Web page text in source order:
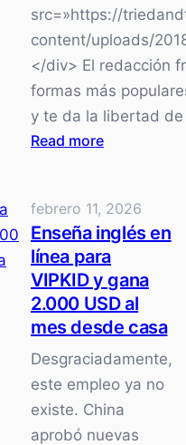
en
2026
src=»https://
content/uploads/
</div> El redacción
formas más
y te da la libertad
Read more:
para
Empezar
a
Ganar
Dinero
desde
Casa
febrero 11, 2026
Enseña inglés en
línea para
VIPKID y gana
2.000 USD al
mes desde casa
Desgraciadamente,
este empleo ya no
existe. China
aprobó nuevas